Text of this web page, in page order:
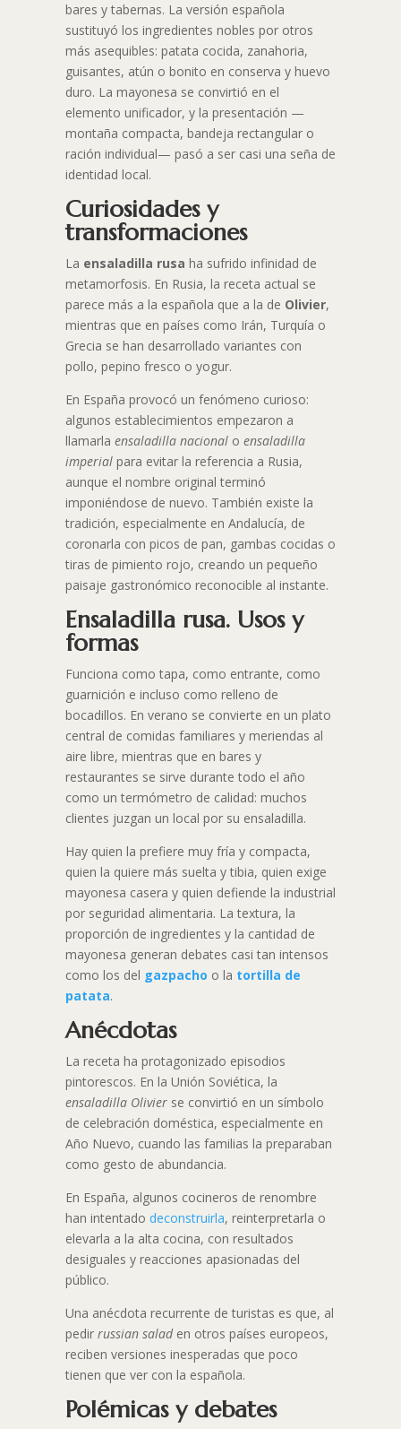
bares y tabernas. La versión española
sustituyó los ingredientes nobles por otros
más asequibles: patata cocida, zanahoria,
guisantes, atún o bonito en conserva y huevo
duro. La mayonesa se convirtió en el
elemento unificador, y la presentación —
montaña compacta, bandeja rectangular o
ración individual— pasó a ser casi una seña de
identidad local.
Curiosidades y
transformaciones
La ensaladilla rusa ha sufrido infinidad de
metamorfosis. En Rusia, la receta actual se
parece más a la española que a la de Olivier,
mientras que en países como Irán, Turquía o
Grecia se han desarrollado variantes con
pollo, pepino fresco o yogur.
En España provocó un fenómeno curioso:
algunos establecimientos empezaron a
llamarla ensaladilla nacionalo ensaladilla
imperialpara evitar la referencia a Rusia,
aunque el nombre original terminó
imponiéndose de nuevo. También existe la
tradición, especialmente en Andalucía, de
coronarla con picos de pan, gambas cocidas o
tiras de pimiento rojo, creando un pequeño
paisaje gastronómico reconocible al instante.
Ensaladilla rusa. Usos y
formas
Funciona como tapa, como entrante, como
guarnición e incluso como relleno de
bocadillos. En verano se convierte en un plato
central de comidas familiares y meriendas al
aire libre, mientras que en bares y
restaurantes se sirve durante todo el año
como un termómetro de calidad: muchos
clientes juzgan un local por su ensaladilla.
Hay quien la prefiere muy fría y compacta,
quien la quiere más suelta y tibia, quien exige
mayonesa casera y quien defiende la industrial
por seguridad alimentaria. La textura, la
proporción de ingredientes y la cantidad de
mayonesa generan debates casi tan intensos
como los del gazpacho o la tortilla de
patata.
Anécdotas
La receta ha protagonizado episodios
pintorescos. En la Unión Soviética, la
ensaladilla Olivierse convirtió en un símbolo
de celebración doméstica, especialmente en
Año Nuevo, cuando las familias la preparaban
como gesto de abundancia.
En España, algunos cocineros de renombre
han intentado deconstruirla, reinterpretarla o
elevarla a la alta cocina, con resultados
desiguales y reacciones apasionadas del
público.
Una anécdota recurrente de turistas es que, al
pedir russian saladen otros países europeos,
reciben versiones inesperadas que poco
tienen que ver con la española.
Polémicas y debates